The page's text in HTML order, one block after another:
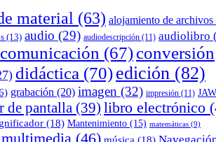
material (63) alojamiento de archivos
(13) audio (29) audiodescripción (11) audiolibro
comunicación (67)conversión
didáctica (70)edición (82)
grabación (20) imagen (32) impresión (11)
de pantalla (39) libro electrónico
(18) Mantenimiento (15) matemáticas (9)
multimedia (46) música (18)